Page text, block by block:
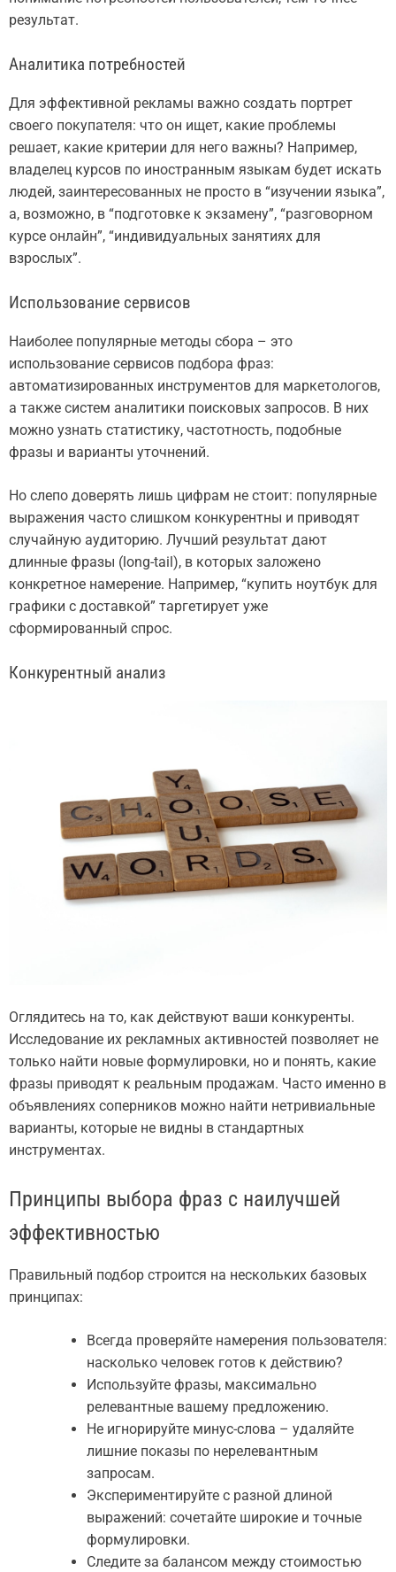
результат.
Аналитика потребностей
Для эффективной рекламы важно создать портрет
своего покупателя: что он ищет, какие проблемы
решает, какие критерии для него важны? Например,
владелец курсов по иностранным языкам будет искать
людей, заинтересованных не просто в “изучении языка”,
а, возможно, в “подготовке к экзамену”, “разговорном
курсе онлайн”, “индивидуальных занятиях для
взрослых”.
Использование сервисов
Наиболее популярные методы сбора – это
использование сервисов подбора фраз:
автоматизированных инструментов для маркетологов,
а также систем аналитики поисковых запросов. В них
можно узнать статистику, частотность, подобные
фразы и варианты уточнений.
Но слепо доверять лишь цифрам не стоит: популярные
выражения часто слишком конкурентны и приводят
случайную аудиторию. Лучший результат дают
длинные фразы (long-tail), в которых заложено
конкретное намерение. Например, “купить ноутбук для
графики с доставкой” таргетирует уже
сформированный спрос.
Конкурентный анализ
Оглядитесь на то, как действуют ваши конкуренты.
Исследование их рекламных активностей позволяет не
только найти новые формулировки, но и понять, какие
фразы приводят к реальным продажам. Часто именно в
объявлениях соперников можно найти нетривиальные
варианты, которые не видны в стандартных
инструментах.
Принципы выбора фраз с наилучшей
эффективностью
Правильный подбор строится на нескольких базовых
принципах:
Всегда проверяйте намерения пользователя:
насколько человек готов к действию?
Используйте фразы, максимально
релевантные вашему предложению.
Не игнорируйте минус-слова – удаляйте
лишние показы по нерелевантным
запросам.
Экспериментируйте с разной длиной
выражений: сочетайте широкие и точные
формулировки.
Следите за балансом между стоимостью